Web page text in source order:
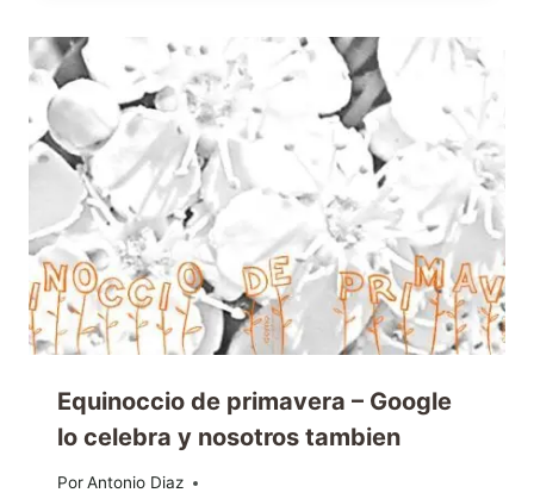
Equinoccio de primavera – Google
lo celebra y nosotros tambien
PorAntonio Diaz
20/03/2014